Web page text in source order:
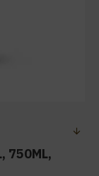
750ML,